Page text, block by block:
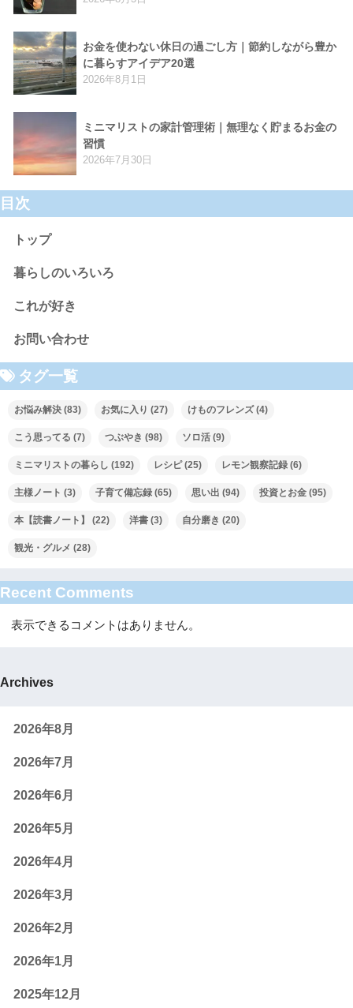
お金を使わない休日の過ごし方｜節約しながら豊か
に暮らすアイデア20選
2026年8月1日
ミニマリストの家計管理術｜無理なく貯まるお金の
習慣
2026年7月30日
目次
トップ
暮らしのいろいろ
これが好き
お問い合わせ
タグ一覧
お悩み解決 (83) お気に入り (27) けものフレンズ(4)
こう思ってる (7) つぶやき (98) ソロ活 (9)
ミニマリストの暮らし (192) レシピ(25) レモン観察記録 (6)
主様ノート (3) 子育て備忘録 (65) 思い出 (94) 投資とお金 (95)
本【読書ノート】 (22) 洋書 (3) 自分磨き (20)
観光・グルメ (28)
Recent Comments
表示できるコメントはありません。
Archives
2026年8月
2026年7月
2026年6月
2026年5月
2026年4月
2026年3月
2026年2月
2026年1月
2025年12月